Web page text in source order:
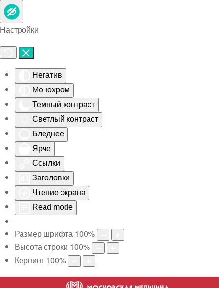
Настройки
Негатив
Монохром
Темный контраст
Светлый контраст
Бледнее
Ярче
Ссылки
Заголовки
Чтение экрана
Read mode
Размер шрифта 100%
Высота строки 100%
Кернинг 100%
Skip to main content